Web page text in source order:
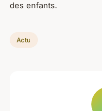
des enfants.
Actu